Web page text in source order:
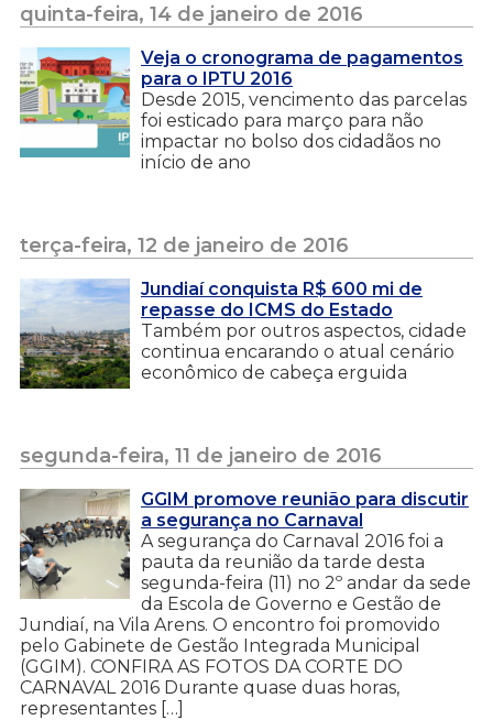
quinta-feira, 14 de janeiro de 2016
Veja o cronograma de pagamentos
para o IPTU 2016
Desde 2015, vencimento das parcelas
foi esticado para março para não
impactar no bolso dos cidadãos no
início de ano
terça-feira, 12 de janeiro de 2016
Jundiaí conquista R$ 600 mi de
repasse do ICMS do Estado
Também por outros aspectos, cidade
continua encarando o atual cenário
econômico de cabeça erguida
segunda-feira, 11 de janeiro de 2016
GGIM promove reunião para discutir
a segurança no Carnaval
A segurança do Carnaval 2016 foi a
pauta da reunião da tarde desta
segunda-feira (11) no 2º andar da sede
da Escola de Governo e Gestão de
Jundiaí, na Vila Arens. O encontro foi promovido
pelo Gabinete de Gestão Integrada Municipal
(GGIM). CONFIRA AS FOTOS DA CORTE DO
CARNAVAL 2016 Durante quase duas horas,
representantes […]